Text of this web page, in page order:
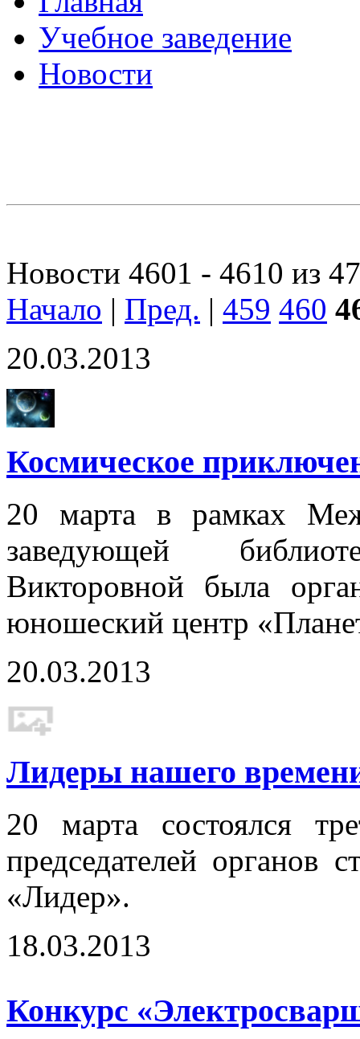
Учебное заведение
Новости
Новости 4601 - 4610 из
Начало | Пред. | 459 460
20.03.2013
Космическое
20 марта в рамках
заведующей
Викторовной была
юношеский центр
20.03.2013
Лидеры нашего
20 марта состоялся
председателей органов
«Лидер».
18.03.2013
Конкурс